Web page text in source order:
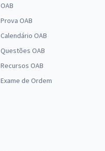
OAB
Prova OAB
Calendário OAB
Questões OAB
Recursos OAB
Exame de Ordem